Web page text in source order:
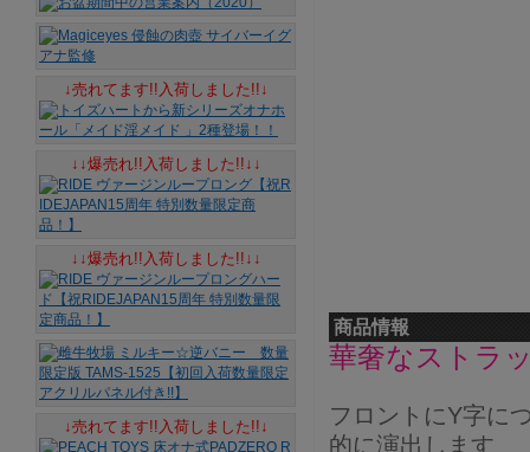
商品情報
華奢なストラ
フロントにY字に
的に演出します
↓売れてます!!入荷しました!!↓
↓↓爆売れ!!入荷しました!!↓↓
↓↓爆売れ!!入荷しました!!↓↓
↓売れてます!!入荷しました!!↓